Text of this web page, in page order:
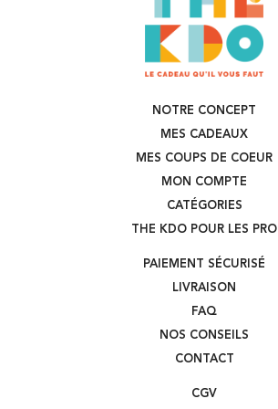
NOTRE CONCEPT
MES CADEAUX
MES COUPS DE COEUR
MON COMPTE
CATÉGORIES
THE KDO POUR LES PRO
PAIEMENT SÉCURISÉ
LIVRAISON
FAQ
NOS CONSEILS
CONTACT
CGV